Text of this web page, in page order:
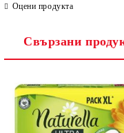
Ние ще се свържем с
Оцени продукта
Свързани